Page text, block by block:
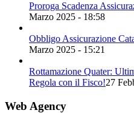
Proroga Scadenza
Marzo 2025 - 18:58
Obbligo Assicurazione
Marzo 2025 - 15:21
Rottamazione Quater:
Regola con il Fisco!27
Web Agency